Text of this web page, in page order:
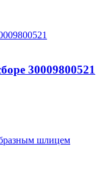
30009800521